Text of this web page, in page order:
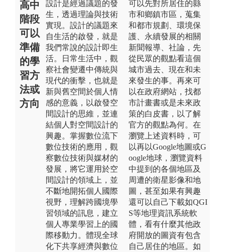
高中
階段
可以
準備
的學
習方
法或
方向
設計是經過議題的發
生，透過理論與技術
實現。設計的議題來
自生活的啟發，就是
我們常說的設計即生
活。日常生活中，觀
察社會變遷中傳統與
現代的衝擊，也就是
新與舊空間於個人情
感的意義，以啟發空
間設計的思維，並連
結個人對空間設計的
興趣。掌握數位流下
數位技術的應用，觀
察數位技術與媒材的
發展，將它運用於空
間設計的領域上，並
不斷地開拓個人國際
視野，理解跨國境學
習領域的訊息，建立
個人專業學習上的國
際移動力。體現全球
化下共享經濟與數位
可以先對所居住的縣
市和鄉鎮市區，蒐集
和都市規劃、環境保
護、永續發展的相關
新聞報導、社論，先
從民眾的觀點看這個
城市過去、現在和未
來發生的事。再來可
以在政府網站，找都
市計畫書或是未來政
策的白皮書，以了解
官方的觀點為何。在
瀏覽上述資料時，可
以再以Google地圖或G
oogle地球，瀏覽資料
中提到的各個地區及
周遭的衛星影像和地
圖，甚至如果有興趣
還可以自己下載如QGI
S等地理資訊系統軟
體，看有什麼其他政
府開放的圖資有包含
自己居住的地區。如